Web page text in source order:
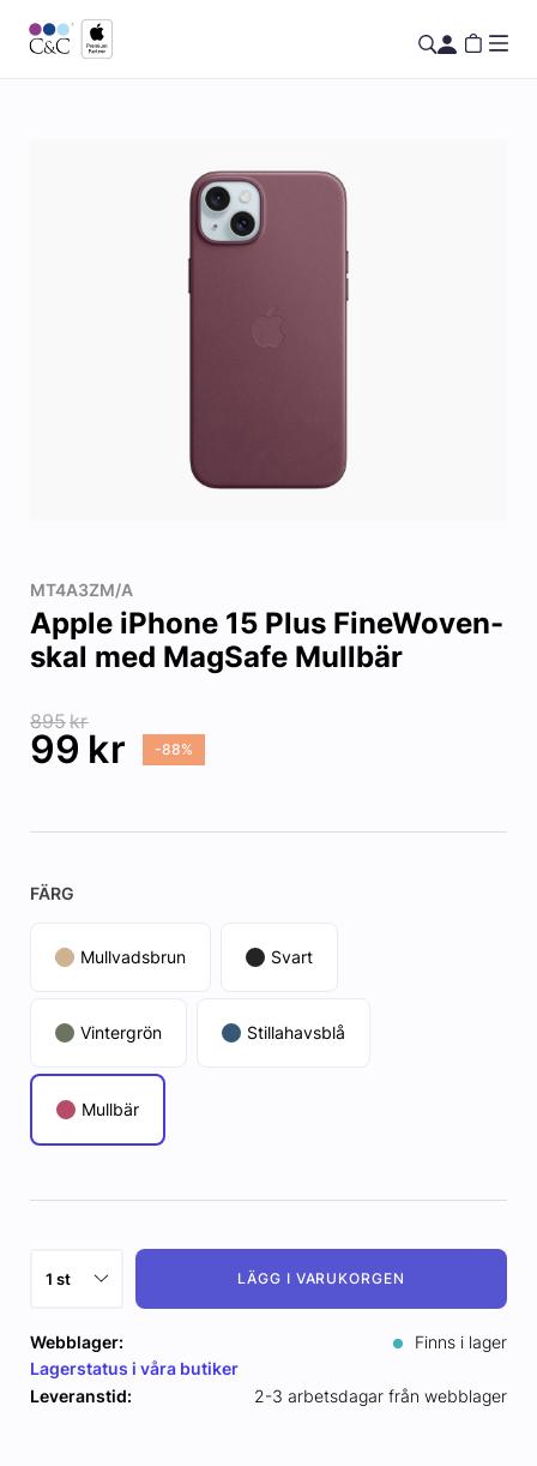
MT4A3ZM/A
Apple iPhone 15 Plus FineWoven-
skal med MagSafe Mullbär
895kr
99 kr -88%
FÄRG
Mullvadsbrun Svart
Vintergrön Stillahavsblå
Mullbär
LÄGG I VARUKORGEN
Webblager:
Finns i lager
Lagerstatus i våra butiker
Leveranstid:
2-3 arbetsdagar från webblager